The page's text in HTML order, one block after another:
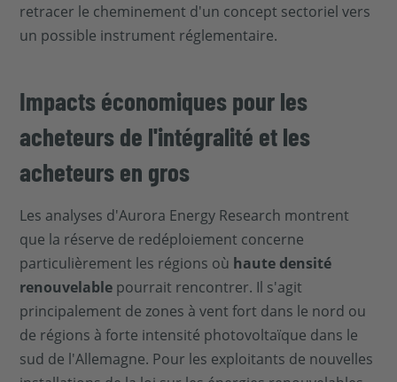
retracer le cheminement d'un concept sectoriel vers
un possible instrument réglementaire.
Impacts économiques pour les
acheteurs de l'intégralité et les
acheteurs en gros
Les analyses d'Aurora Energy Research montrent
que la réserve de redéploiement concerne
particulièrement les régions où haute densité
renouvelable pourrait rencontrer. Il s'agit
principalement de zones à vent fort dans le nord ou
de régions à forte intensité photovoltaïque dans le
sud de l'Allemagne. Pour les exploitants de nouvelles